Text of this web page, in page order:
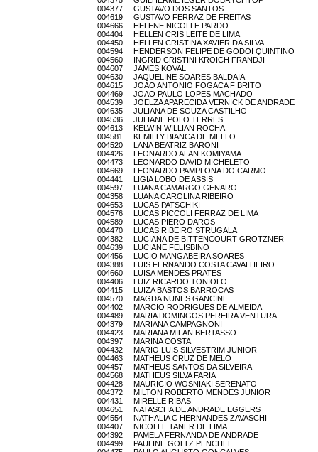
004377 GUSTAVO DOS SANTOS
004619 GUSTAVO FERRAZ DE FREITAS
004666 HELENE NICOLLE PARDO
004404 HELLEN CRIS LEITE DE LIMA
004450 HELLEN CRISTINA XAVIER DA SILVA
004594 HENDERSON FELIPE DE GODOI QUINTINO
004560 INGRID CRISTINI KROICH FRANDJI
004607 JAMES KOVAL
004630 JAQUELINE SOARES BALDAIA
004615 JOAO ANTONIO FOGACA F BRITO
004469 JOAO PAULO LOPES MACHADO
004539 JOELZA APARECIDA VERNICK DE ANDRADE
004635 JULIANA DE SOUZA CASTILHO
004536 JULIANE POLO TERRES
004613 KELWIN WILLIAN ROCHA
004581 KEMILLY BIANCA DE MELLO
004520 LANA BEATRIZ BARONI
004426 LEONARDO ALAN KOMIYAMA
004473 LEONARDO DAVID MICHELETO
004669 LEONARDO PAMPLONA DO CARMO
004441 LIGIA LOBO DE ASSIS
004597 LUANA CAMARGO GENARO
004358 LUANA CAROLINA RIBEIRO
004653 LUCAS PATSCHIKI
004576 LUCAS PICCOLI FERRAZ DE LIMA
004589 LUCAS PIERO DAROS
004470 LUCAS RIBEIRO STRUGALA
004382 LUCIANA DE BITTENCOURT GROTZNER
004639 LUCIANE FELISBINO
004456 LUCIO MANGABEIRA SOARES
004388 LUIS FERNANDO COSTA CAVALHEIRO
004660 LUISA MENDES PRATES
004406 LUIZ RICARDO TONIOLO
004415 LUIZA BASTOS BARROCAS
004570 MAGDA NUNES GANCINE
004402 MARCIO RODRIGUES DE ALMEIDA
004489 MARIA DOMINGOS PEREIRA VENTURA
004379 MARIANA CAMPAGNONI
004423 MARIANA MILAN BERTASSO
004397 MARINA COSTA
004432 MARIO LUIS SILVESTRIM JUNIOR
004463 MATHEUS CRUZ DE MELO
004457 MATHEUS SANTOS DA SILVEIRA
004568 MATHEUS SILVA FARIA
004428 MAURICIO WOSNIAKI SERENATO
004372 MILTON ROBERTO MENDES JUNIOR
004431 MIRELLE RIBAS
004651 NATASCHA DE ANDRADE EGGERS
004554 NATHALIA C HERNANDES ZAVASCHI
004407 NICOLLE TANER DE LIMA
004392 PAMELA FERNANDA DE ANDRADE
004499 PAULINE GOLTZ PENCHEL